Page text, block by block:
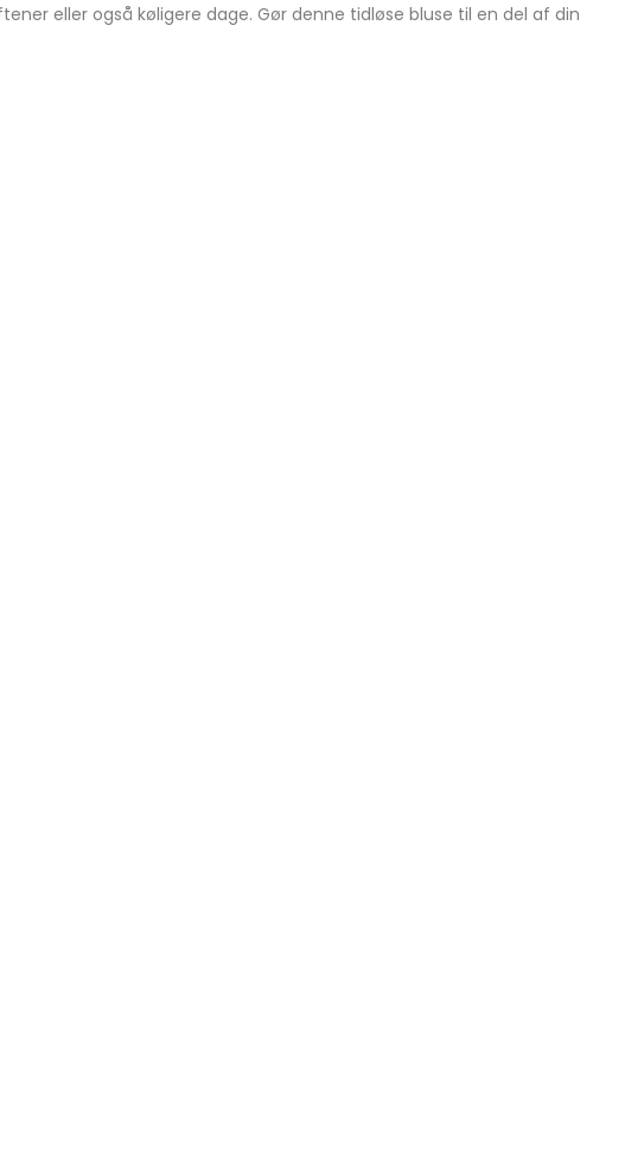
eller også køligere dage. Gør denne tidløse bluse til en del af din